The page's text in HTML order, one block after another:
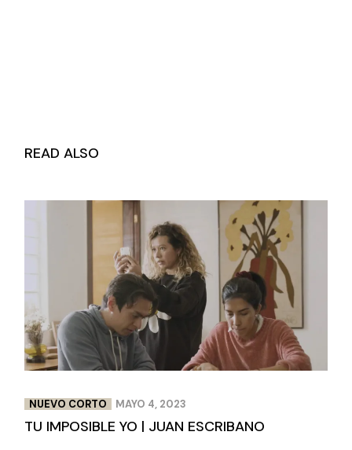
READ ALSO
NUEVO CORTO MAYO 4, 2023
TU IMPOSIBLE YO | JUAN ESCRIBANO